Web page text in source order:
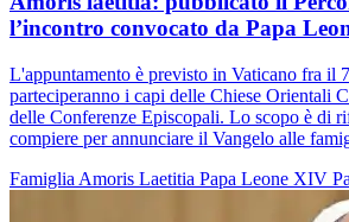
l’incontro convocato da Papa
L'appuntamento è previsto in Vaticano fra il
parteciperanno i capi delle Chiese Orientali
delle Conferenze Episcopali. Lo scopo è di
compiere per annunciare il Vangelo alle
Famiglia Amoris Laetitia Papa Leone XIV